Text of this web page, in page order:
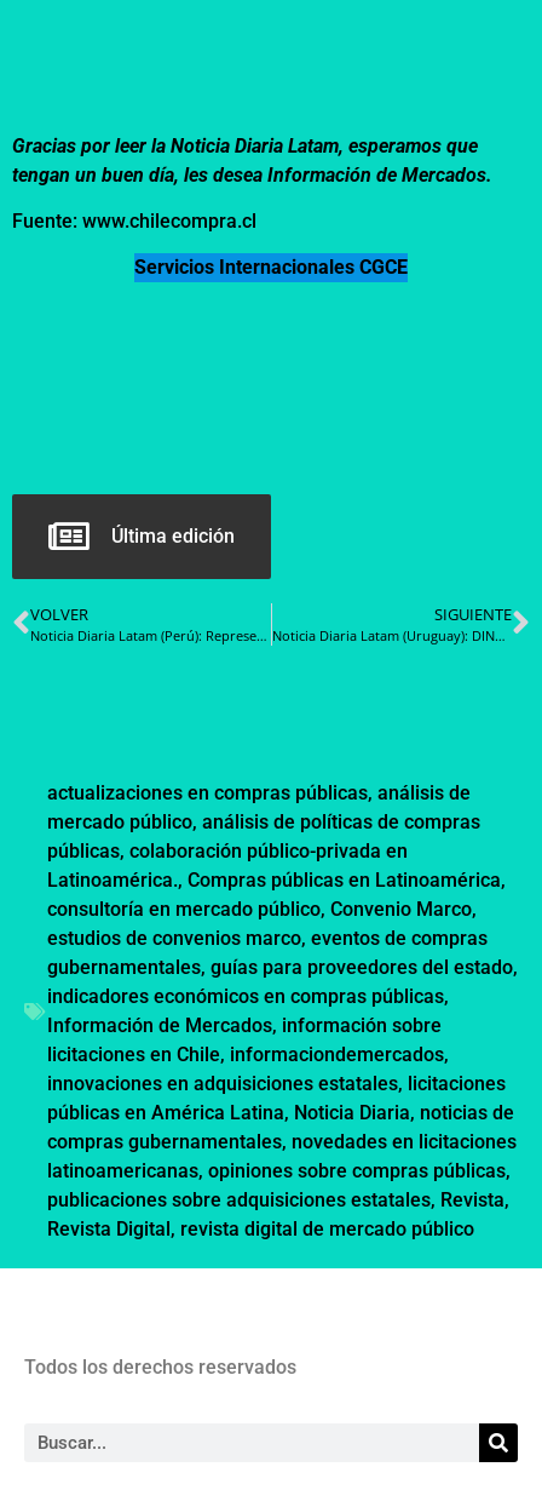
Gracias por leer la Noticia Diaria Latam, esperamos que
tengan un buen día, les desea Información de Mercados.
Fuente: www.chilecompra.cl
Servicios Internacionales CGCE
Última edición
VOLVER
Noticia Diaria Latam (Perú): Representantes de marca deben confirmar disponibilidad de stock para las compras corporativas obligatorias
SIGUIENTE
Noticia Diaria Latam (Uruguay): DINARA y ARCE realizaron una capacitación sobre compras públicas de productos de pesca
actualizaciones en compras públicas, análisis de
mercado público, análisis de políticas de compras
públicas, colaboración público-privada en
Latinoamérica., Compras públicas en Latinoamérica,
consultoría en mercado público, Convenio Marco,
estudios de convenios marco, eventos de compras
gubernamentales, guías para proveedores del estado,
indicadores económicos en compras públicas,
Información de Mercados, información sobre
licitaciones en Chile, informaciondemercados,
innovaciones en adquisiciones estatales, licitaciones
públicas en América Latina, Noticia Diaria, noticias de
compras gubernamentales, novedades en licitaciones
latinoamericanas, opiniones sobre compras públicas,
publicaciones sobre adquisiciones estatales, Revista,
Revista Digital, revista digital de mercado público
Todos los derechos reservados